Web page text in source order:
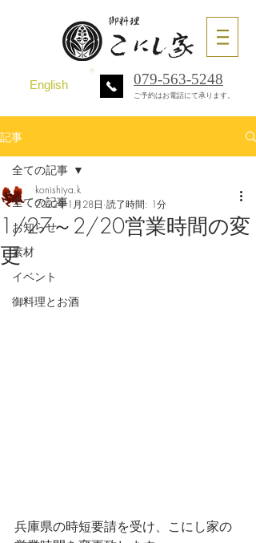
English 079-563-5248
ご予約はお電話にて承ります。
記事
全ての記事
お知らせ
素材
イベント
御料理とお酒
全ての記事
1/27～2/20営業時間の変
更
konishiya.k
2022年1月28日 読了時間: 1分
兵庫県の時短要請を受け、こにし家の